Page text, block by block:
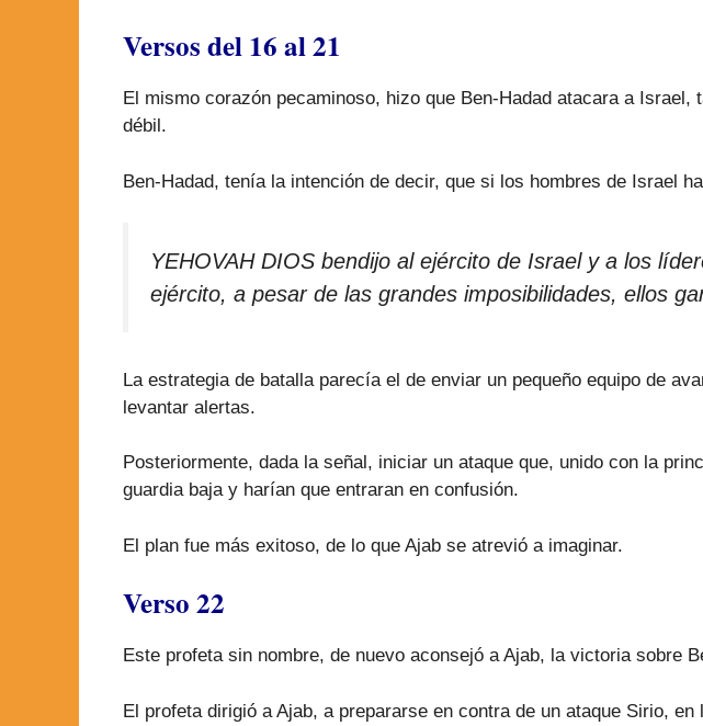
Versos del 16 al 21
El mismo corazón pecaminoso, hizo que Ben-Hadad atacara a
débil.
Ben-Hadad, tenía la intención de decir, que si los hombres de Israel
YEHOVAH DIOS bendijo al ejército de Israel y a los
ejército, a pesar de las grandes imposibilidades, ellos
La estrategia de batalla parecía el de enviar un pequeño equipo de
levantar alertas.
Posteriormente, dada la señal, iniciar un ataque que, unido con la
guardia baja y harían que entraran en confusión.
El plan fue más exitoso, de lo que Ajab se atrevió a imaginar.
Verso 22
Este profeta sin nombre, de nuevo aconsejó a Ajab, la victoria sobre
El profeta dirigió a Ajab, a prepararse en contra de un ataque Sirio, en